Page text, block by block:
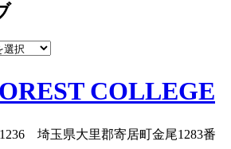
COLLEGE
埼玉県大里郡寄居町金尾1283番